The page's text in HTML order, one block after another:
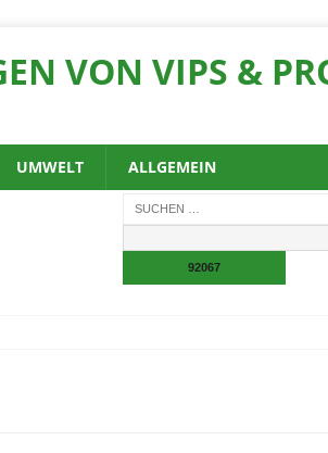
VON VIPS &
UMWELT ALLGEMEIN